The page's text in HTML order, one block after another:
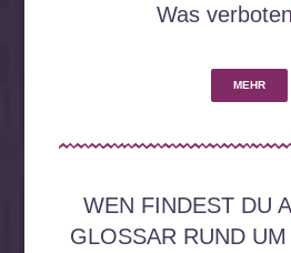
Was
MEHR
WEN FINDEST DU
GLOSSAR RUND